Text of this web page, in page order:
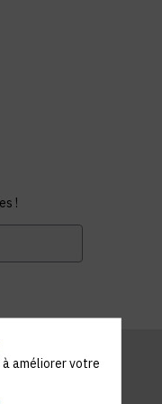
!
améliorer votre